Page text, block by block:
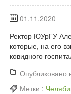
01.11.2020
Ректор ЮУрГУ
которые, на его
ковидного
Опубликовано
Метки :